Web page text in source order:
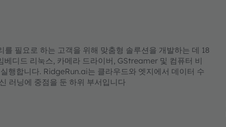
필요로 하는 고객을 위해 맞춤형 솔루션을 개발하는 데 18
디드 리눅스, 카메라 드라이버, GStreamer 및 컴퓨터 비
행합니다. RidgeRun.ai는 클라우드와 엣지에서 데이터 수
러닝에 중점을 둔 하위 부서입니다